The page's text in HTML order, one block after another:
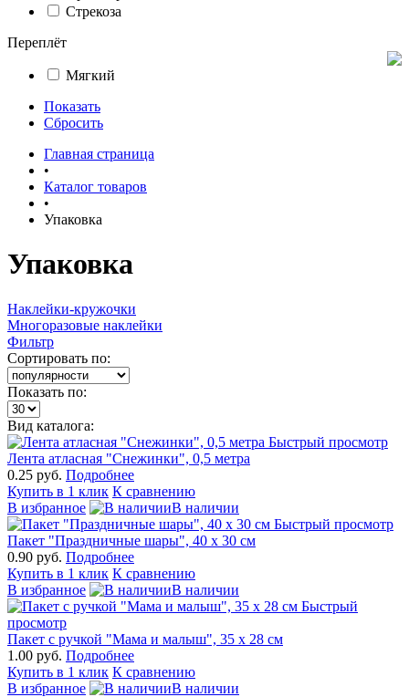
Стрекоза
Переплёт
Мягкий
Показать
Сбросить
Главная страница
•
Каталог товаров
•
Упаковка
Упаковка
Наклейки-кружочки
Многоразовые наклейки
Фильтр
Сортировать по:
Показать по:
Вид каталога:
Быстрый просмотр
Лента атласная "Снежинки", 0,5 метра
0.25 руб. Подробнее
Купить в 1 клик К сравнению
В избранное
В наличии
Быстрый просмотр
Пакет "Праздничные шары", 40 х 30 см
0.90 руб. Подробнее
Купить в 1 клик К сравнению
В избранное
В наличии
Быстрый
просмотр
Пакет с ручкой "Мама и малыш", 35 х 28 см
1.00 руб. Подробнее
Купить в 1 клик К сравнению
В избранное
В наличии